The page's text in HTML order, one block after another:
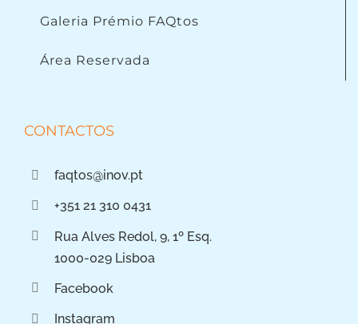
Galeria Prémio FAQtos
Área Reservada
CONTACTOS
faqtos@inov.pt
+351 21 310 0431
Rua Alves Redol, 9, 1º Esq.
1000-029 Lisboa
Facebook
Instagram